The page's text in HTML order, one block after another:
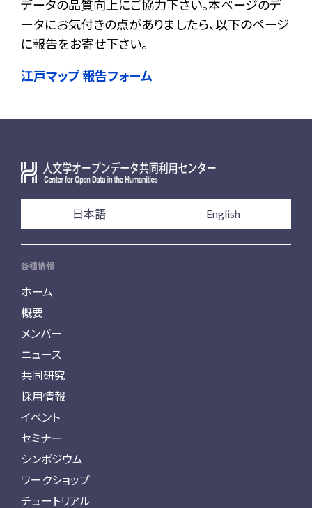
データの品質向上にご協力下さい。本ページのデ
ータにお気付きの点がありましたら、以下のページ
に報告をお寄せ下さい。
江戸マップ 報告フォーム
日本語 English
各種情報
ホーム
概要
メンバー
ニュース
共同研究
採用情報
イベント
セミナー
シンポジウム
ワークショップ
チュートリアル